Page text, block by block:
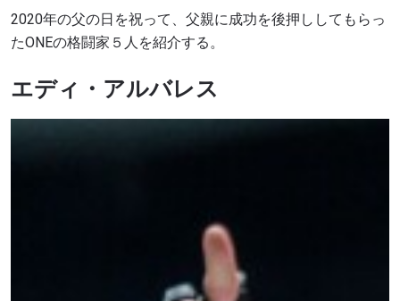
2020年の父の日を祝って、父親に成功を後押ししてもらっ
たONEの格闘家５人を紹介する。
エディ・アルバレス